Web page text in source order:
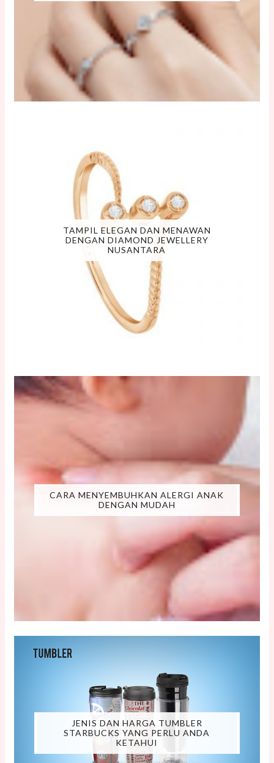
TAMPIL ELEGAN DAN MENAWAN
DENGAN DIAMOND JEWELLERY
NUSANTARA
CARA MENYEMBUHKAN ALERGI ANAK
DENGAN MUDAH
JENIS DAN HARGA TUMBLER
STARBUCKS YANG PERLU ANDA
KETAHUI